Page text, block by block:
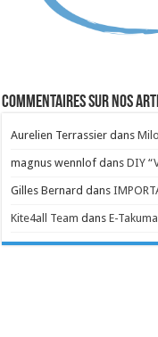
Commentaires sur nos
Aurelien Terrassier dans
magnus wennlof dansDIY
Gilles Bernard dans
Kite4all Team dansE-